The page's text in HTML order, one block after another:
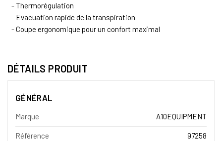
- Thermorégulation
- Evacuation rapide de la transpiration
- Coupe ergonomique pour un confort maximal
DÉTAILS PRODUIT
GÉNÉRAL
Marque A10EQUIPMENT
Référence 97258